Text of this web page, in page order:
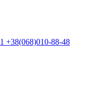
+38(068)010-88-48